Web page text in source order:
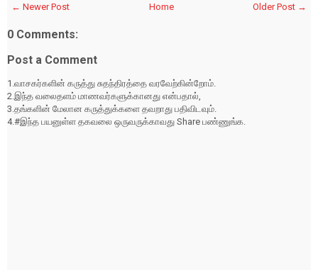
← Newer Post Older Post →
Home
0 Comments:
Post a Comment
1.வாசகர்களின் கருத்து சுதந்திரத்தை வரவேற்கின்றோம்.
2.இந்த வலைதளம் மாணவர்களுக்கானது என்பதால்,
3.தங்களின் மேலான கருத்துக்களை தவறாது பதிவிடவும்.
4.#இந்த பயனுள்ள தகவலை ஒருவருக்காவது Share பண்ணுங்க.